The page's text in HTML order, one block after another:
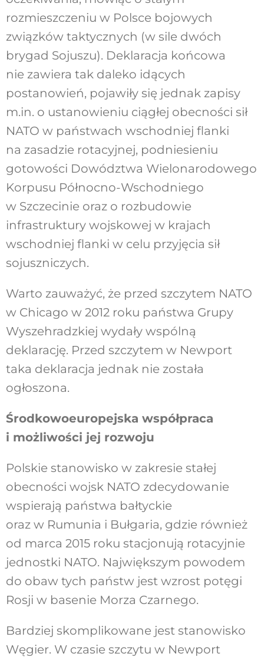
rozmieszczeniu w Polsce bojowych
związków taktycznych (w sile dwóch
brygad Sojuszu). Deklaracja końcowa
nie zawiera tak daleko idących
postanowień, pojawiły się jednak zapisy
m.in. o ustanowieniu ciągłej obecności sił
NATO w państwach wschodniej flanki
na zasadzie rotacyjnej, podniesieniu
gotowości Dowództwa Wielonarodowego
Korpusu Północno-Wschodniego
w Szczecinie oraz o rozbudowie
infrastruktury wojskowej w krajach
wschodniej flanki w celu przyjęcia sił
sojuszniczych.
Warto zauważyć, że przed szczytem NATO
w Chicago w 2012 roku państwa Grupy
Wyszehradzkiej wydały wspólną
deklarację. Przed szczytem w Newport
taka deklaracja jednak nie została
ogłoszona.
Środkowoeuropejska współpraca
i możliwości jej rozwoju
Polskie stanowisko w zakresie stałej
obecności wojsk NATO zdecydowanie
wspierają państwa bałtyckie
oraz w Rumunia i Bułgaria, gdzie również
od marca 2015 roku stacjonują rotacyjnie
jednostki NATO. Największym powodem
do obaw tych państw jest wzrost potęgi
Rosji w basenie Morza Czarnego.
Bardziej skomplikowane jest stanowisko
Węgier. W czasie szczytu w Newport